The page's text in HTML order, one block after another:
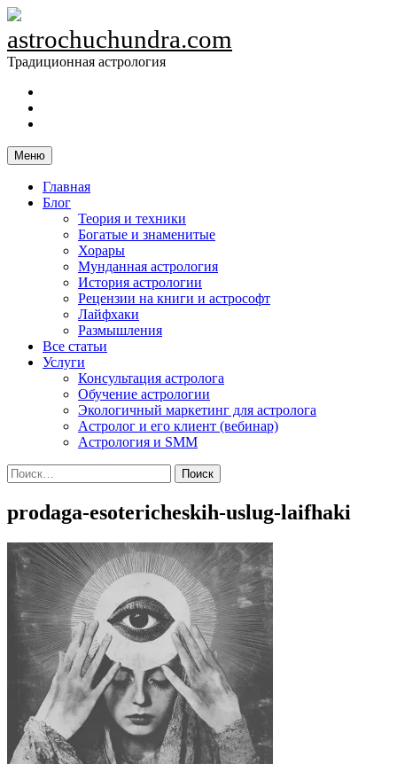
Skip
content
astrochuchundra.com
Традиционная астрология
Меню
Главная
Блог
Теория и техники
Богатые и знаменитые
Хорары
Мунданная астрология
История астрологии
Рецензии на книги и астрософт
Лайфхаки
Размышления
Все статьи
Услуги
Консультация астролога
Обучение астрологии
Экологичный маркетинг для астролога
Астролог и его клиент (вебинар)
Астрология и SMM
Найти:
prodaga-esotericheskih-uslug-laifhaki